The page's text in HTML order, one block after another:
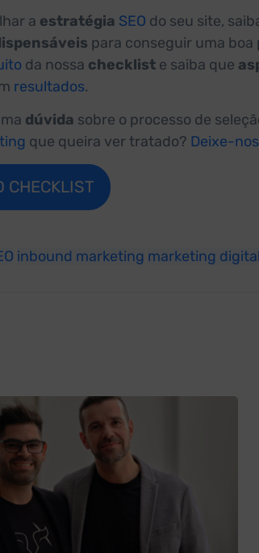
a estratégia SEO do seu site,
para conseguir uma boa
da nossa checklist e saiba que
resultados.
dúvida sobre o processo de
que queira ver tratado? Deixe-
CHECKLIST
inbound marketing marketing digital